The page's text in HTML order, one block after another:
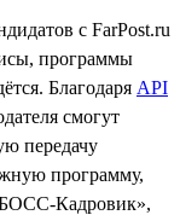
с FarPost.ru
программы
Благодаря API
смогут
передачу
программу,
Кадровик»,